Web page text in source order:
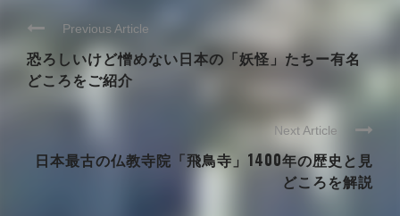
Previous Article
恐ろしいけど憎めない日本の「妖怪」たちー有名
どころをご紹介
Next Article
日本最古の仏教寺院「飛鳥寺」1400年の歴史と見
どころを解説